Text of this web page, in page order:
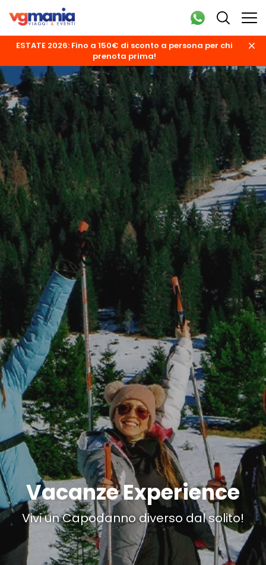
ESTATE 2026: Fino a 150€ di sconto a persona per chi
prenota prima!
Vacanze Experience
Vivi un Capodanno diverso dal solito!